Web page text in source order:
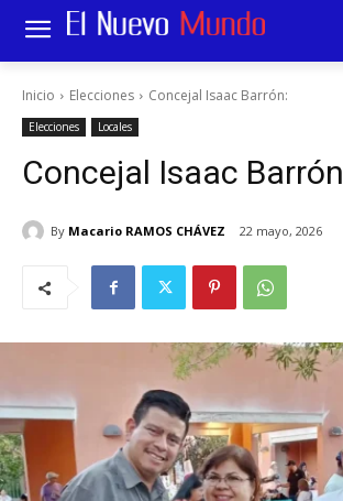
Inicio Elecciones Concejal Isaac Barrón:
Elecciones Locales
Concejal Isaac
By Macario RAMOS CHÁVEZ 22 mayo, 2026